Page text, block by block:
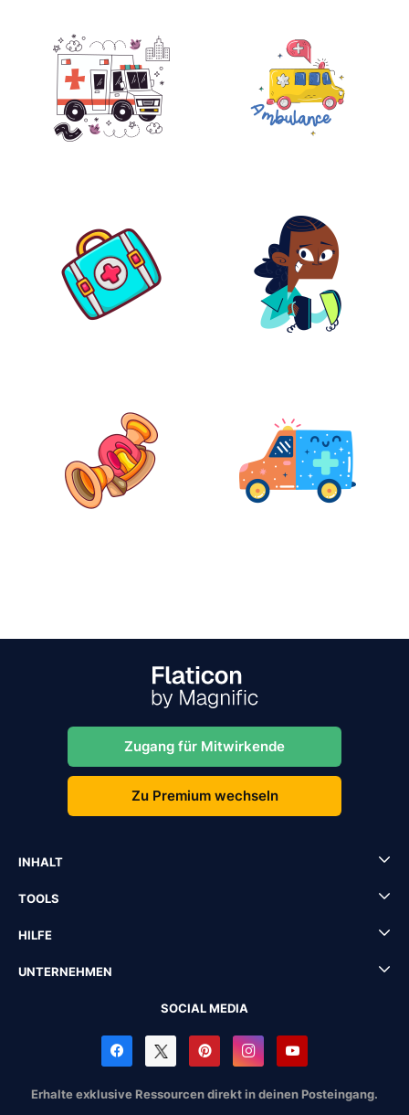
Zugang für Mitwirkende
Zu Premium wechseln
INHALT
TOOLS
HILFE
UNTERNEHMEN
SOCIAL MEDIA
Erhalte exklusive Ressourcen direkt in deinen Posteingang.